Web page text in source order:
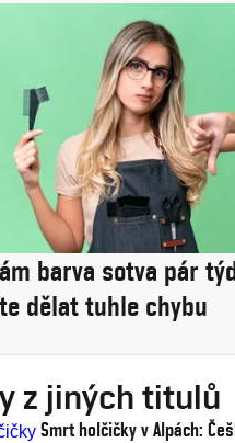
barva sotva pár
dělat tuhle chybu
z jiných titulů
Smrt holčičky v Alpách: